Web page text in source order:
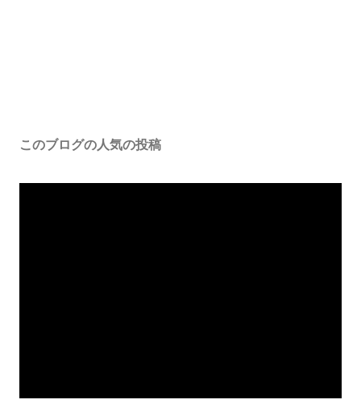
このブログの人気の投稿